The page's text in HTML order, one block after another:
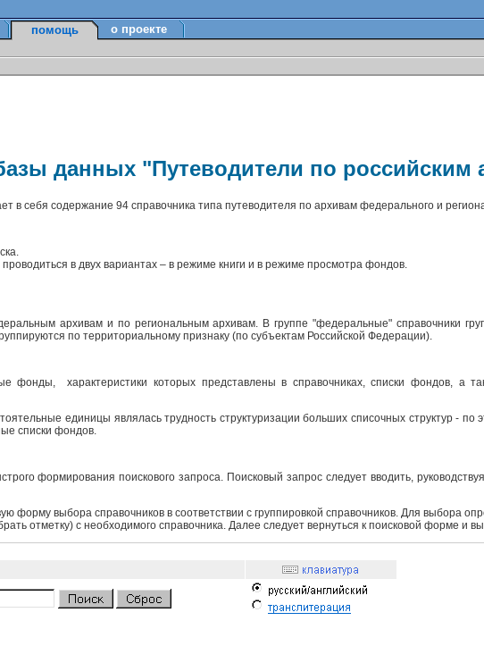
помощь о проекте
данных "Путеводители по российским
в себя содержание 94 справочника типа путеводителя по архивам федерального и
в двух вариантах – в режиме книги и в режиме просмотра фондов.
архивам и по региональным архивам. В группе "федеральные" справочники
по территориальному признаку (по субъектам Российской Федерации).
фонды, характеристики которых представлены в справочниках, списки фондов, а
единицы являлась трудность структуризации больших списочных структур - по
списки фондов.
формирования поискового запроса. Поисковый запрос следует вводить,
форму выбора справочников в соответствии с группировкой справочников. Для выбора
отметку) с необходимого справочника. Далее следует вернуться к поисковой форме и